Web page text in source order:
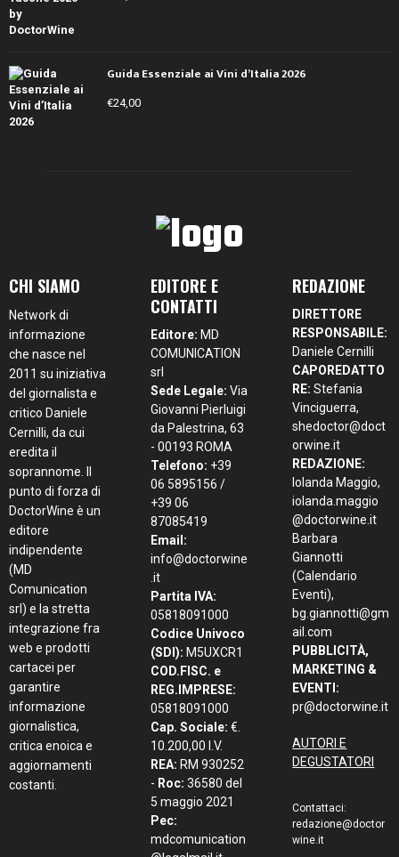
Guida Essenziale ai Vini d’Italia 2026
€24,00
CHI SIAMO
Network di
informazione
che nasce nel
2011 su iniziativa
del giornalista e
critico Daniele
Cernilli, da cui
eredita il
soprannome. Il
punto di forza di
DoctorWine è un
editore
indipendente
(MD
Comunication
srl) e la stretta
integrazione fra
web e prodotti
cartacei per
garantire
informazione
giornalistica,
critica enoica e
aggiornamenti
costanti.
EDITORE E
CONTATTI
Editore: MD
COMUNICATION
srl
Sede Legale: Via
Giovanni Pierluigi
da Palestrina, 63
- 00193 ROMA
Telefono: +39
06 5895156 /
+39 06
87085419
Email:
info@doctorwine
.it
Partita IVA:
05818091000
Codice Univoco
(SDI): M5UXCR1
COD.FISC. e
REG.IMPRESE:
05818091000
Cap. Sociale: €.
10.200,00 I.V.
REA: RM 930252
- Roc: 36580 del
5 maggio 2021
Pec:
mdcomunication
REDAZIONE
DIRETTORE
RESPONSABILE:
Daniele Cernilli
CAPOREDATTO
RE: Stefania
Vinciguerra,
shedoctor@doct
orwine.it
REDAZIONE:
Iolanda Maggio,
iolanda.maggio
@doctorwine.it
Barbara
Giannotti
(Calendario
Eventi),
bg.giannotti@gm
ail.com
PUBBLICITÀ,
MARKETING &
EVENTI:
pr@doctorwine.it
AUTORI E
DEGUSTATORI
Contattaci:
redazione@doctor
wine.it